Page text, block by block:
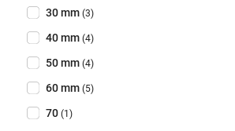
30 mm (3)
40 mm (4)
50 mm (4)
60 mm (5)
70 (1)